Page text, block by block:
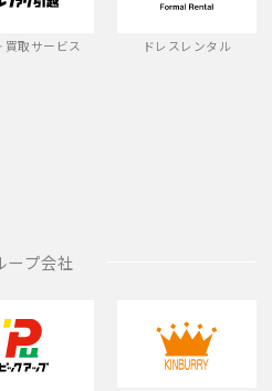
買取サービス ドレスレンタル
ープ会社